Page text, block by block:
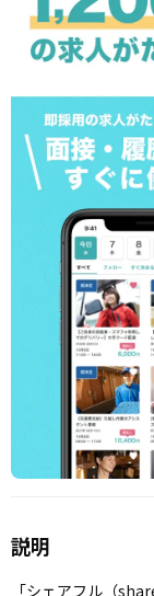
説明
「シェアフル（